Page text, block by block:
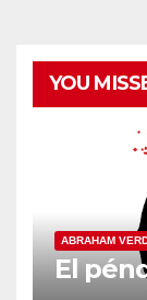
YOU
ABRAHAM
El